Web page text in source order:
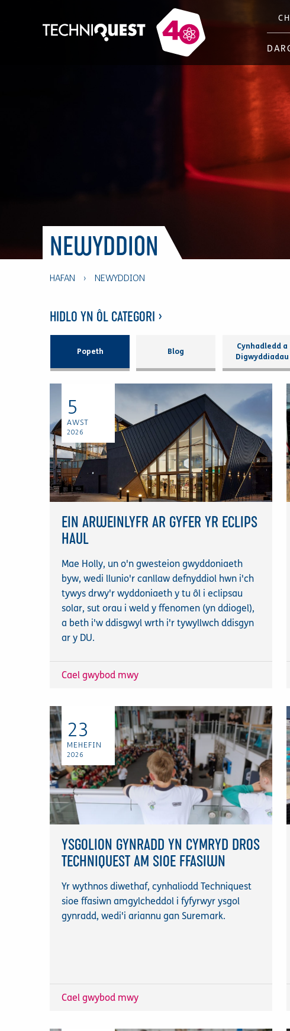
NEWYDDION
HAFAN › NEWYDDION
HIDLO YN ÔL CATEGORI >
Popeth Blog
Cynhadledd a
Digwyddiadau
5
AWST
2026
EIN ARWEINLYFR AR GYFER YR ECLIPS
HAUL
Mae Holly, un o'n gwesteion gwyddoniaeth
byw, wedi llunio'r canllaw defnyddiol hwn i'ch
tywys drwy'r wyddoniaeth y tu ôl i eclipsau
solar, sut orau i weld y ffenomen (yn ddiogel),
a beth i'w ddisgwyl wrth i'r tywyllwch ddisgyn
ar y DU.
Cael gwybod mwy
23
MEHEFIN
2026
YSGOLION GYNRADD YN CYMRYD DROS
TECHNIQUEST AM SIOE FFASIWN
Yr wythnos diwethaf, cynhaliodd Techniquest
sioe ffasiwn amgylcheddol i fyfyrwyr ysgol
gynradd, wedi'i ariannu gan Suremark.
Cael gwybod mwy